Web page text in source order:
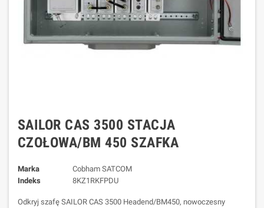
SAILOR CAS 3500 STACJA
CZOŁOWA/BM 450 SZAFKA
Marka
Cobham SATCOM
Indeks
8KZ1RKFPDU
Odkryj szafę SAILOR CAS 3500 Headend/BM450, nowoczesny